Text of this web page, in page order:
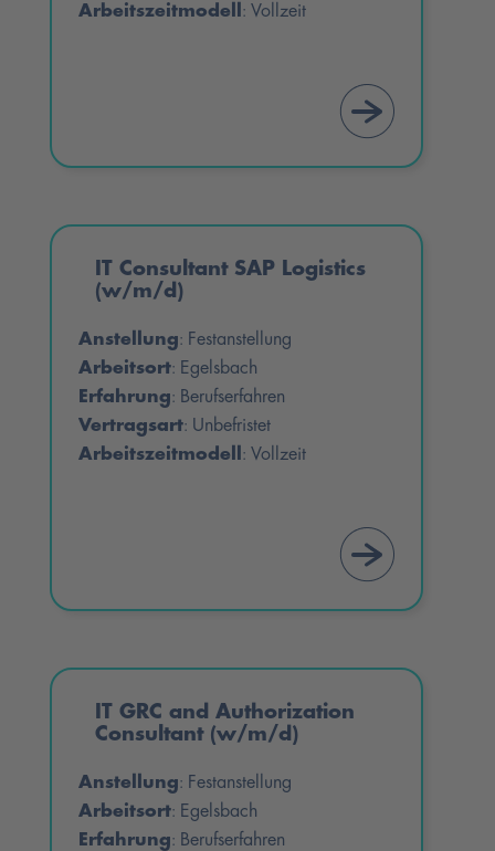
Arbeitszeitmodell
: Vollzeit
IT Consultant SAP Logistics
(w/m/d)
Anstellung: Festanstellung
Arbeitsort: Egelsbach
Erfahrung: Berufserfahren
Vertragsart: Unbefristet
Arbeitszeitmodell
: Vollzeit
IT GRC and Authorization
Consultant (w/m/d)
Anstellung: Festanstellung
Arbeitsort: Egelsbach
Erfahrung: Berufserfahren